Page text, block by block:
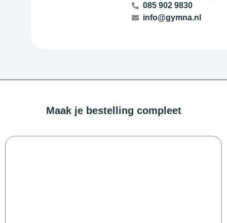
085 902 9830
info@gymna.nl
Maak je bestelling compleet